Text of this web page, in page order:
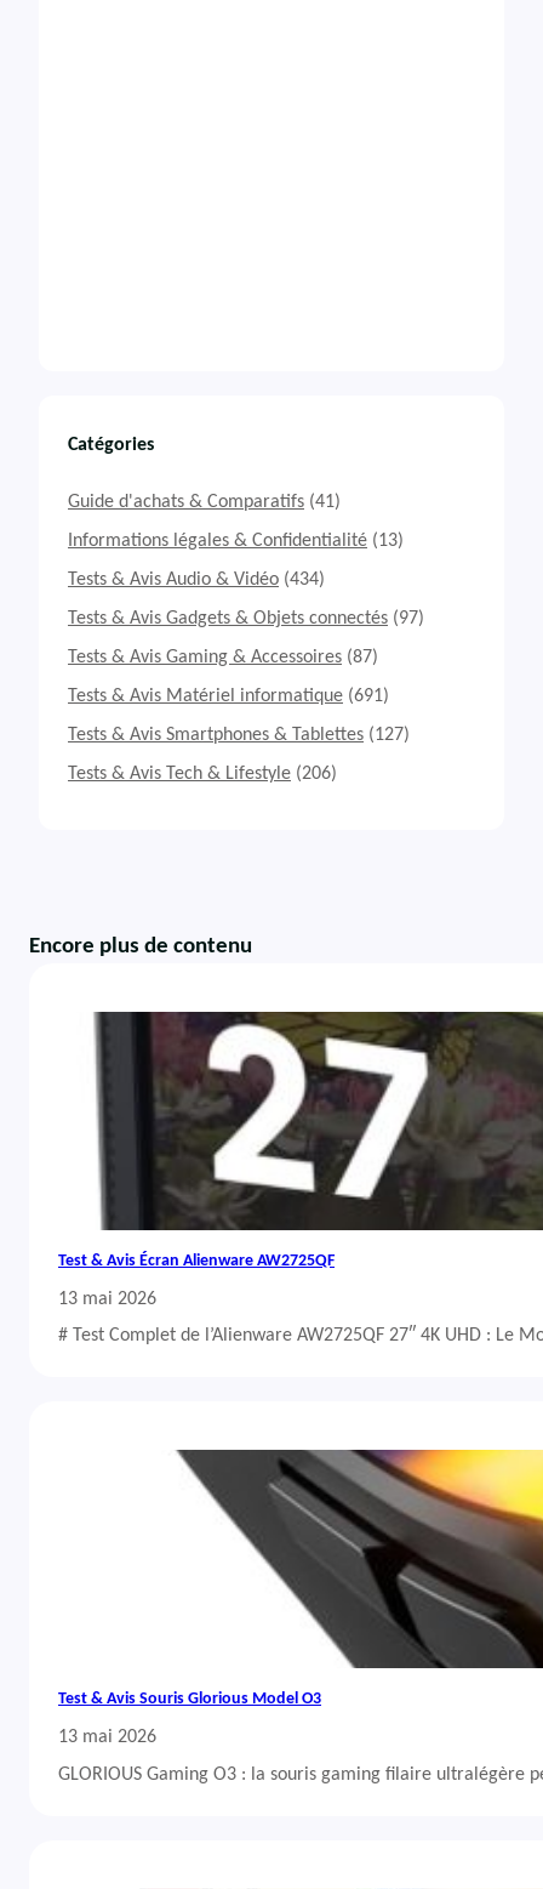
Catégories
Guide d'achats & Comparatifs (41)
Informations légales & Confidentialité (13)
Tests & Avis Audio & Vidéo (434)
Tests & Avis Gadgets & Objets connectés (97)
Tests & Avis Gaming & Accessoires (87)
Tests & Avis Matériel informatique (691)
Tests & Avis Smartphones & Tablettes (127)
Tests & Avis Tech & Lifestyle (206)
Encore plus de contenu
Test & Avis Écran Alienware AW2725QF
13 mai 2026
# Test Complet de l’Alienware AW2725QF 27″ 4K UHD : Le
Test & Avis Souris Glorious Model O3
13 mai 2026
GLORIOUS Gaming O3 : la souris gaming filaire ultralégère